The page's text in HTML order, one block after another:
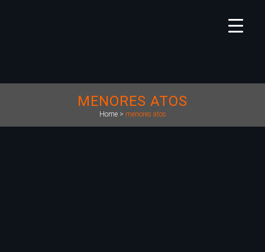
MENORES ATOS
Home> menores atos